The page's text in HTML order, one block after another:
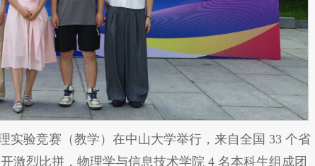
实验竞赛（教学）在中山大学举行，来自全国 33 个省
激烈比拼，物理学与信息技术学院 4 名本科生组成团